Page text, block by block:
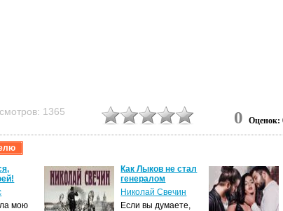
1365 0 Оценок:
мою
Как Лыков не стал
генералом
Николай Свечин
Если вы думаете,